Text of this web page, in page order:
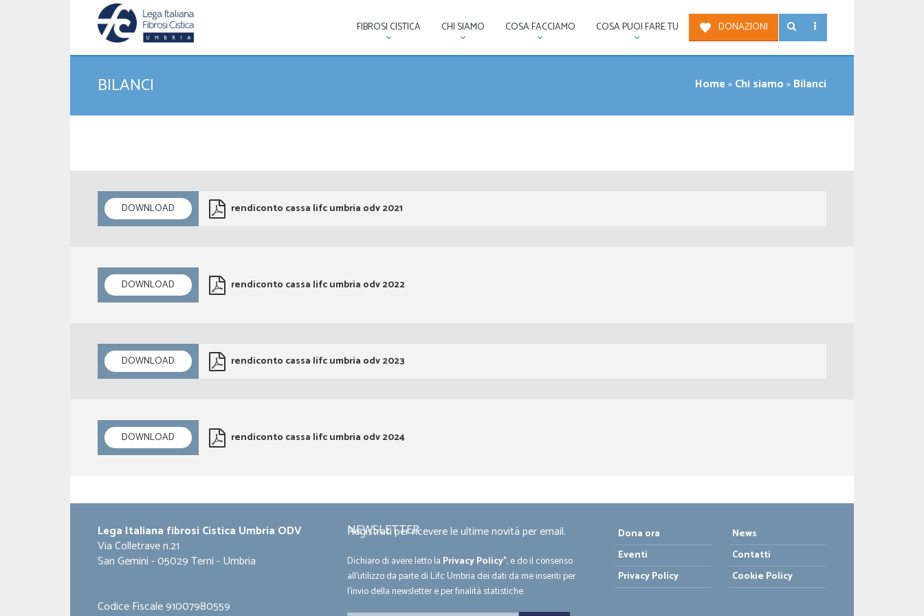
FIBROSI CISTICA CHI SIAMO COSA FACCIAMO COSA PUOI FARE TU DONAZIONI
BILANCI Home»Chi siamo»Bilanci
DOWNLOAD rendiconto cassa lifc umbria odv 2021
DOWNLOAD rendiconto cassa lifc umbria odv 2022
DOWNLOAD rendiconto cassa lifc umbria odv 2023
DOWNLOAD rendiconto cassa lifc umbria odv 2024
Lega Italiana fibrosi Cistica Umbria ODV
Via Colletrave n.21
San Gemini - 05029 Terni - Umbria
Codice Fiscale 91007980559
NEWSLETTER
Registrati per ricevere le ultime novità per email.
Dichiaro di avere letto la Privacy Policy*, e do il consenso
all'utilizzo da parte di Lifc Umbria dei dati da me inseriti per
l'invio della newsletter e per finalità statistiche.
Dona ora
News
Eventi
Contatti
Privacy Policy
Cookie Policy